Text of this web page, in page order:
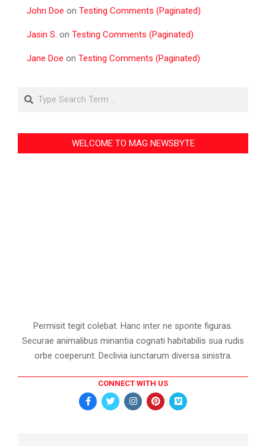
John Doe on Testing Comments (Paginated)
Jasin S. on Testing Comments (Paginated)
Jane Doe on Testing Comments (Paginated)
Search
WELCOME TO MAG NEWSBYTE
Permisit tegit colebat. Hanc inter ne sponte figuras.
Securae animalibus minantia cognati habitabilis sua rudis
orbe coeperunt. Declivia iunctarum diversa sinistra.
CONNECT WITH US